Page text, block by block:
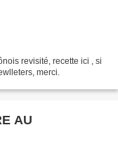
revisité, recette ici , si
merci.
AU